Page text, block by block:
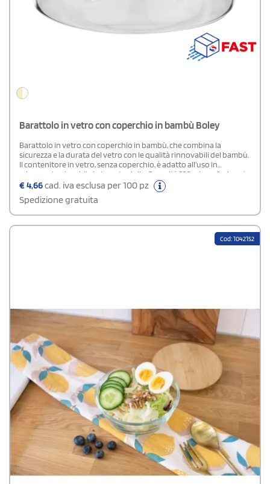
Barattolo in vetro con coperchio in bambù Boley
Barattolo in vetro con coperchio in bambù, che combina la
sicurezza e la durata del vetro con le qualità rinnovabili del bambù.
Il contenitore in vetro, senza coperchio, è adatto all’uso in
microonde e lavabile in lavastoviglie. Capacità 320 ml, confezionato
singolarmente in una scatola in carta kraft riciclata.
€4,66cad. iva esclusa per 100 pz
Spedizione gratuita
Cod: 1042152